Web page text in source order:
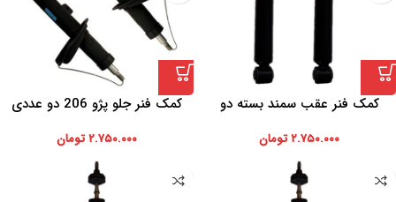
کمک فنر عقب سمند بسته دو
۲.۷۵۰.۰۰۰تومان
کمک فنر جلو پژو 206 دو عددی
۲.۷۵۰.۰۰۰تومان